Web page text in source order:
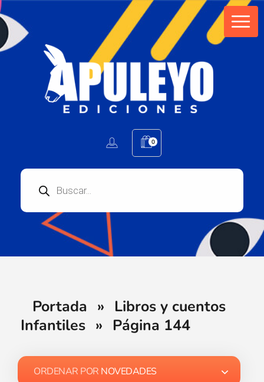
0
Portada » Libros y cuentos
Infantiles » Página 144
ORDENAR POR NOVEDADES